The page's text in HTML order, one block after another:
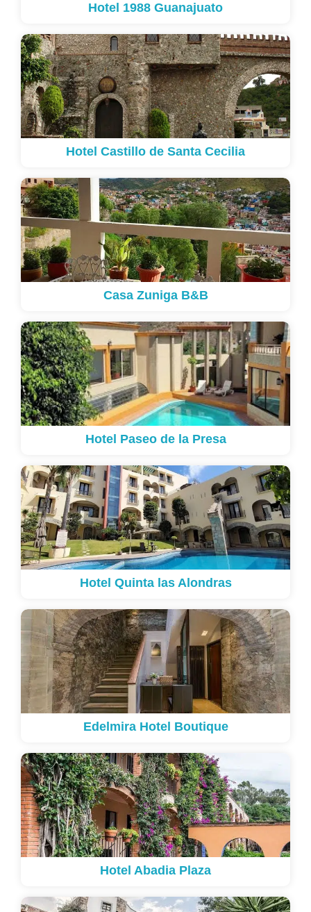
Hotel 1988 Guanajuato
Hotel Castillo de Santa Cecilia
Casa Zuniga B&B
Hotel Paseo de la Presa
Hotel Quinta las Alondras
Edelmira Hotel Boutique
Hotel Abadia Plaza